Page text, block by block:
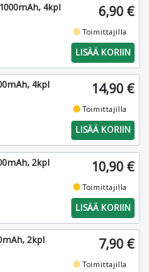
4kpl 6,90 €
fiber_manual_recordToimittajilla
LISÄÄ KORIIN
4kpl 14,90 €
fiber_manual_recordToimittajilla
LISÄÄ KORIIN
2kpl 10,90 €
fiber_manual_recordToimittajilla
LISÄÄ KORIIN
2kpl 7,90 €
fiber_manual_recordToimittajilla